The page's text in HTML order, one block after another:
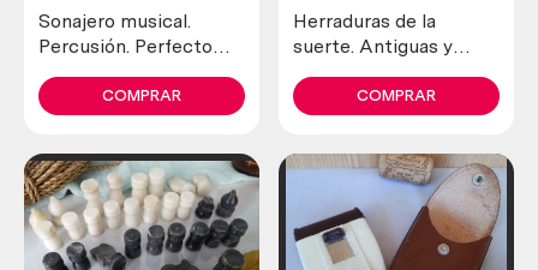
Sonajero musical.
Percusión. Perfecto
COMPRAR
Herraduras de la
suerte. Antiguas y
unidades)COMPRAR